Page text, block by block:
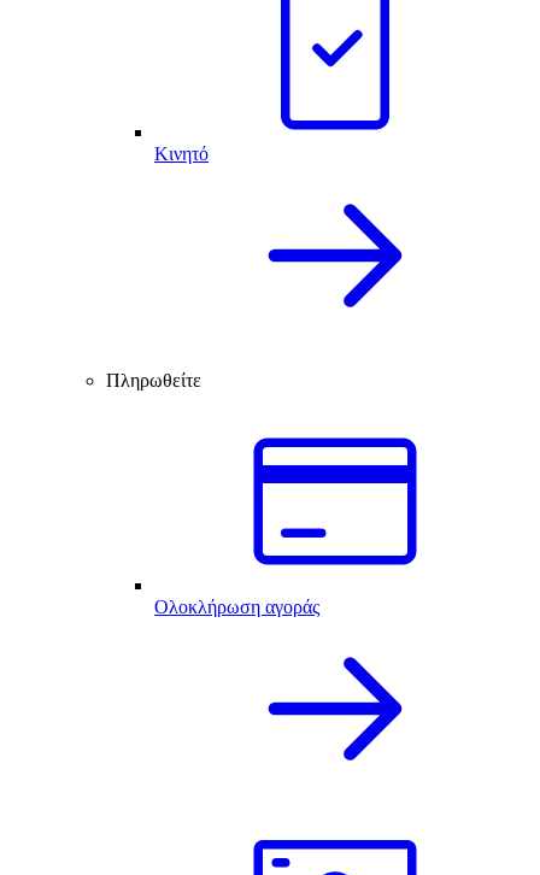
Κινητό
Πληρωθείτε
Ολοκλήρωση αγοράς